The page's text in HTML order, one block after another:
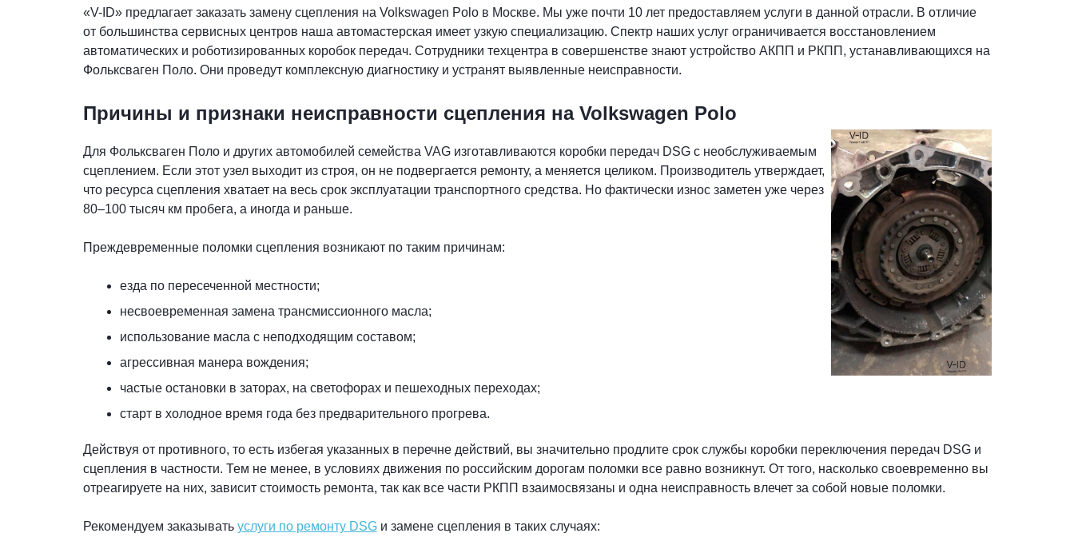
«V-ID» предлагает заказать замену сцепления на Volkswagen Polo в Москве. Мы уже почти 10 лет предоставляем услуги в данной отрасли. В отличие
от большинства сервисных центров наша автомастерская имеет узкую специализацию. Спектр наших услуг ограничивается восстановлением
автоматических и роботизированных коробок передач. Сотрудники техцентра в совершенстве знают устройство АКПП и РКПП, устанавливающихся на
Фольксваген Поло. Они проведут комплексную диагностику и устранят выявленные неисправности.
Причины и признаки неисправности сцепления на Volkswagen Polo
Для Фольксваген Поло и других автомобилей семейства VAG изготавливаются коробки передач DSG с необслуживаемым
сцеплением. Если этот узел выходит из строя, он не подвергается ремонту, а меняется целиком. Производитель утверждает,
что ресурса сцепления хватает на весь срок эксплуатации транспортного средства. Но фактически износ заметен уже через
80–100 тысяч км пробега, а иногда и раньше.
Преждевременные поломки сцепления возникают по таким причинам:
езда по пересеченной местности;
несвоевременная замена трансмиссионного масла;
использование масла с неподходящим составом;
агрессивная манера вождения;
частые остановки в заторах, на светофорах и пешеходных переходах;
старт в холодное время года без предварительного прогрева.
Действуя от противного, то есть избегая указанных в перечне действий, вы значительно продлите срок службы коробки переключения передач DSG и
сцепления в частности. Тем не менее, в условиях движения по российским дорогам поломки все равно возникнут. От того, насколько своевременно вы
отреагируете на них, зависит стоимость ремонта, так как все части РКПП взаимосвязаны и одна неисправность влечет за собой новые поломки.
Рекомендуем заказывать услуги по ремонту DSGи замене сцепления в таких случаях: